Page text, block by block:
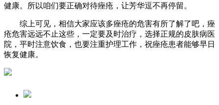
健康。所以咱们要正确对待痤疮，让芳华逗不再停留。
综上可见，相信大家应该多痤疮的危害有所了解了吧，痤
疮危害远远不止这些，一定要及时治疗，选择正规的皮肤病医
院，平时注意饮食，也要注重护理工作，祝痤疮患者能够早日
恢复健康。